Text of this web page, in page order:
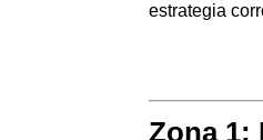
estrategia
Zona 1: